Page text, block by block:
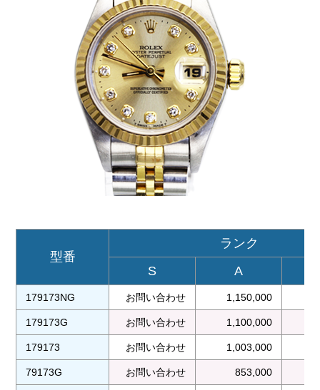
型番
ランク
S
A
179173NG お問い合わせ 1,150,000
179173G お問い合わせ 1,100,000
179173 お問い合わせ 1,003,000
79173G お問い合わせ 853,000